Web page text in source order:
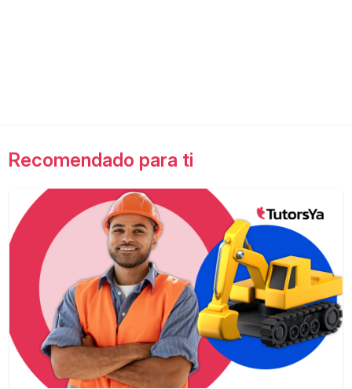
Recomendado para ti